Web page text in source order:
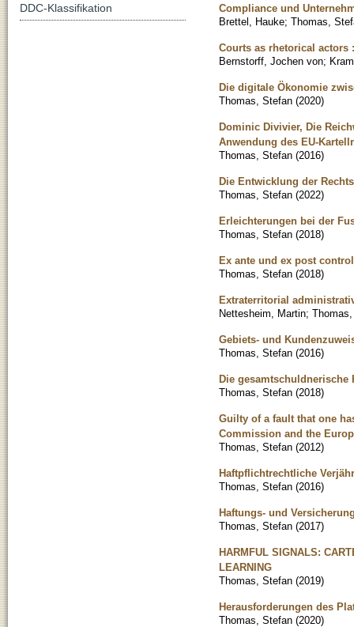
Compliance und
Brettel, Hauke; Thomas,
Courts as rhetorical
Bernstorff, Jochen von;
Die digitale Ökonomie
Thomas, Stefan (2020)
Dominic Divivier, Die
Anwendung des EU-
Thomas, Stefan (2016)
Die Entwicklung der
Thomas, Stefan (2022)
Erleichterungen bei der
Thomas, Stefan (2018)
Ex ante und ex post
Thomas, Stefan (2018)
Extraterritorial
Nettesheim, Martin;
Gebiets- und
Thomas, Stefan (2016)
Die gesamtschuldnerische
Thomas, Stefan (2018)
Guilty of a fault that one
Commission and the
Thomas, Stefan (2012)
Haftpflichtrechtliche
Thomas, Stefan (2016)
Haftungs- und
Thomas, Stefan (2017)
HARMFUL SIGNALS:
LEARNING
Thomas, Stefan (2019)
Herausforderungen des
Thomas, Stefan (2020)
DDC-Klassifikation